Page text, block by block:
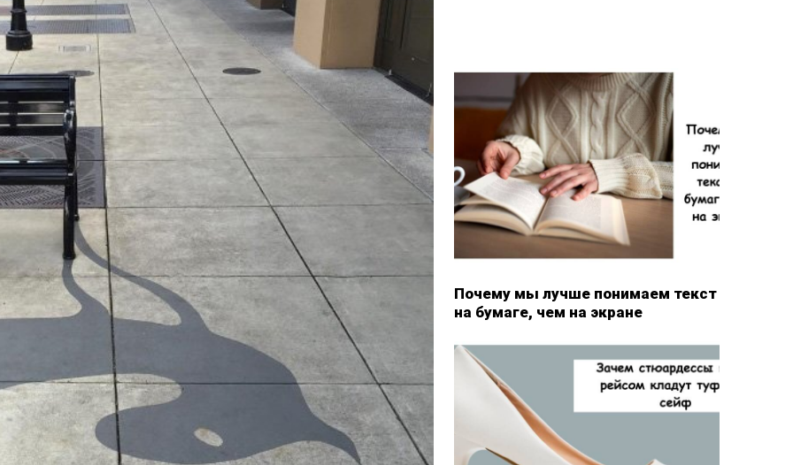
Почему мы лучше понимаем текст
на бумаге, чем на экране